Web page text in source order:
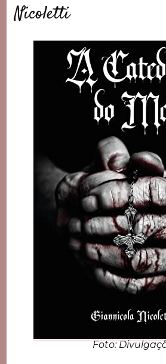
Nicoletti
Foto: